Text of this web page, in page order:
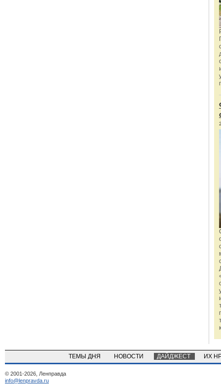
ТЕМЫ ДНЯ НОВОСТИ ДАЙДЖЕСТ ИХ
© 2001-2026, Ленправда
info@lenpravda.ru